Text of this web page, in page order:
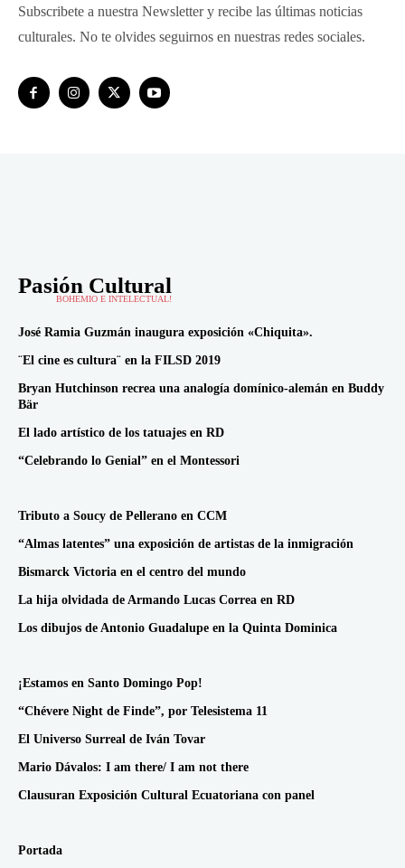
Subscribete a nuestra Newsletter y recibe las últimas noticias
culturales. No te olvides seguirnos en nuestras redes sociales.
Pasión Cultural
BOHEMIO E INTELECTUAL!
José Ramia Guzmán inaugura exposición «Chiquita».
¨El cine es cultura¨ en la FILSD 2019
Bryan Hutchinson recrea una analogía domínico-alemán en Buddy
Bär
El lado artístico de los tatuajes en RD
“Celebrando lo Genial” en el Montessori
Tributo a Soucy de Pellerano en CCM
“Almas latentes” una exposición de artistas de la inmigración
Bismarck Victoria en el centro del mundo
La hija olvidada de Armando Lucas Correa en RD
Los dibujos de Antonio Guadalupe en la Quinta Dominica
¡Estamos en Santo Domingo Pop!
“Chévere Night de Finde”, por Telesistema 11
El Universo Surreal de Iván Tovar
Mario Dávalos: I am there/ I am not there
Clausuran Exposición Cultural Ecuatoriana con panel
Portada